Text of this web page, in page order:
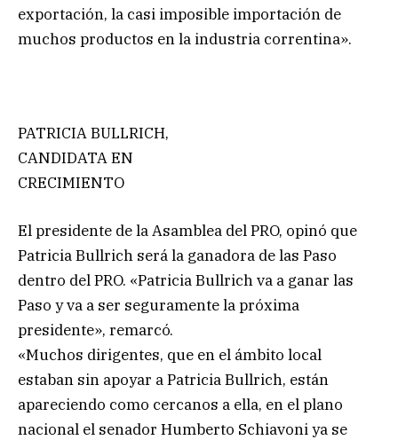
exportación, la casi imposible importación de
muchos productos en la industria correntina».
PATRICIA BULLRICH,
CANDIDATA EN
CRECIMIENTO
El presidente de la Asamblea del PRO, opinó que
Patricia Bullrich será la ganadora de las Paso
dentro del PRO. «Patricia Bullrich va a ganar las
Paso y va a ser seguramente la próxima
presidente», remarcó.
«Muchos dirigentes, que en el ámbito local
estaban sin apoyar a Patricia Bullrich, están
apareciendo como cercanos a ella, en el plano
nacional el senador Humberto Schiavoni ya se